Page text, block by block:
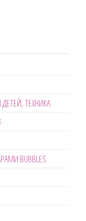
ТЕХНИКА
BUBBLES